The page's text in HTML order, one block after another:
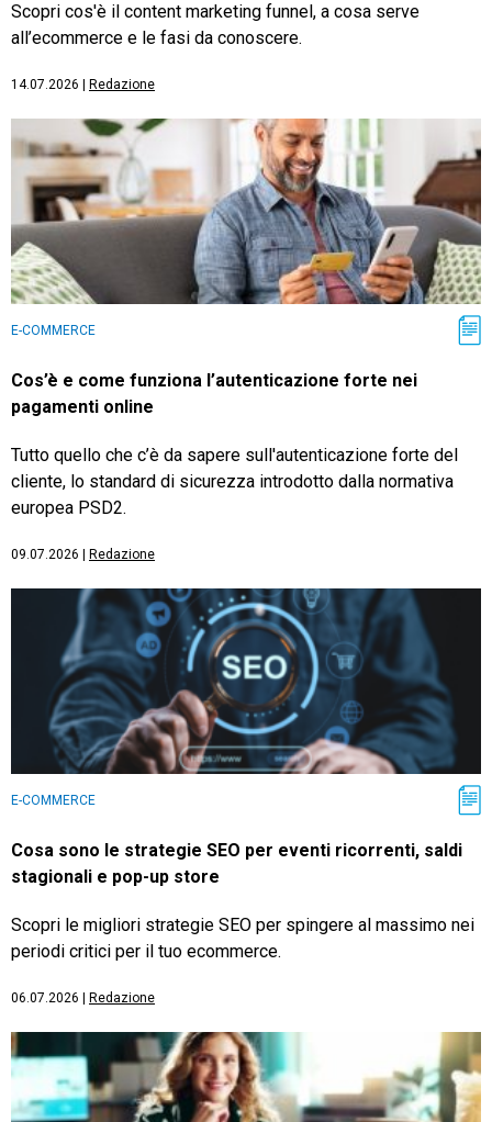
Scopri cos'è il content marketing funnel, a cosa serve
all’ecommerce e le fasi da conoscere.
14.07.2026 Redazione
E-COMMERCE
Cos’è e come funziona l’autenticazione forte nei
pagamenti online
Tutto quello che c’è da sapere sull'autenticazione forte del
cliente, lo standard di sicurezza introdotto dalla normativa
europea PSD2.
09.07.2026 Redazione
E-COMMERCE
Cosa sono le strategie SEO per eventi ricorrenti, saldi
stagionali e pop-up store
Scopri le migliori strategie SEO per spingere al massimo nei
periodi critici per il tuo ecommerce.
06.07.2026 Redazione